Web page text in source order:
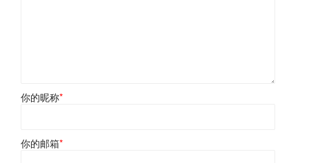
你的昵称*
你的邮箱*